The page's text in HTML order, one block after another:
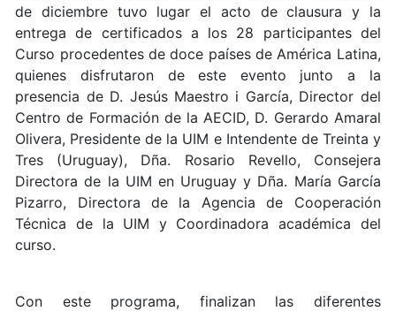
de diciembre tuvo lugar el acto de clausura y la
entrega de certificados a los 28 participantes del
Curso procedentes de doce países de América Latina,
quienes disfrutaron de este evento junto a la
presencia de D. Jesús Maestro i García, Director del
Centro de Formación de la AECID, D. Gerardo Amaral
Olivera, Presidente de la UIM e Intendente de Treinta y
Tres (Uruguay), Dña. Rosario Revello, Consejera
Directora de la UIM en Uruguay y Dña. María García
Pizarro, Directora de la Agencia de Cooperación
Técnica de la UIM y Coordinadora académica del
curso.
Con este programa, finalizan las diferentes